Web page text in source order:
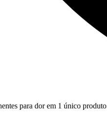
para dor em 1 único produto